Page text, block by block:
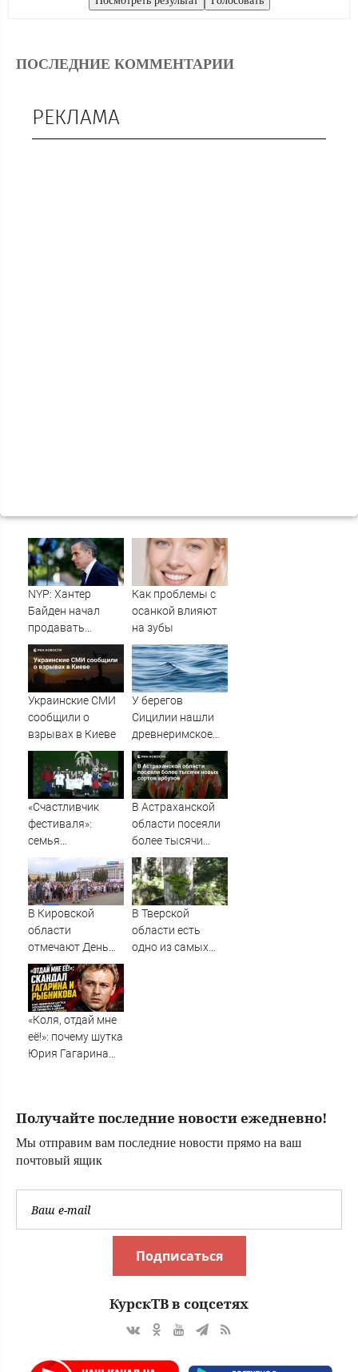
ПОСЛЕДНИЕ КОММЕНТАРИИ
РЕКЛАМА
NYP: Хантер
Байден начал
продавать
собственные
картины из-за
долгов
Как проблемы с
осанкой влияют
на зубы
Украинские СМИ
сообщили о
взрывах в Киеве
У берегов
Сицилии нашли
древнеримское
судно с сотнями
амфор
«Счастливчик
фестиваля»:
семья
Кирносовых из
Ремонтненского
района покоряет
Всероссийский
фестиваль ГТО в
Красноярске -
В Астраханской
области посеяли
более тысячи
новых сортов
арбузов
В Кировской
области
отмечают День
физкультурника »
ГТРК Вятка -
новости Кирова и
Кировской
области
В Тверской
области есть
одно из самых
«Коля, отдай мне
её!»: почему шутка
Юрия Гагарина
Николаем
TVCenter.ru
Получайте последние новости ежедневно!
Мы отправим вам последние новости прямо на ваш
почтовый ящик
Подписаться
КурскТВ в соцсетях